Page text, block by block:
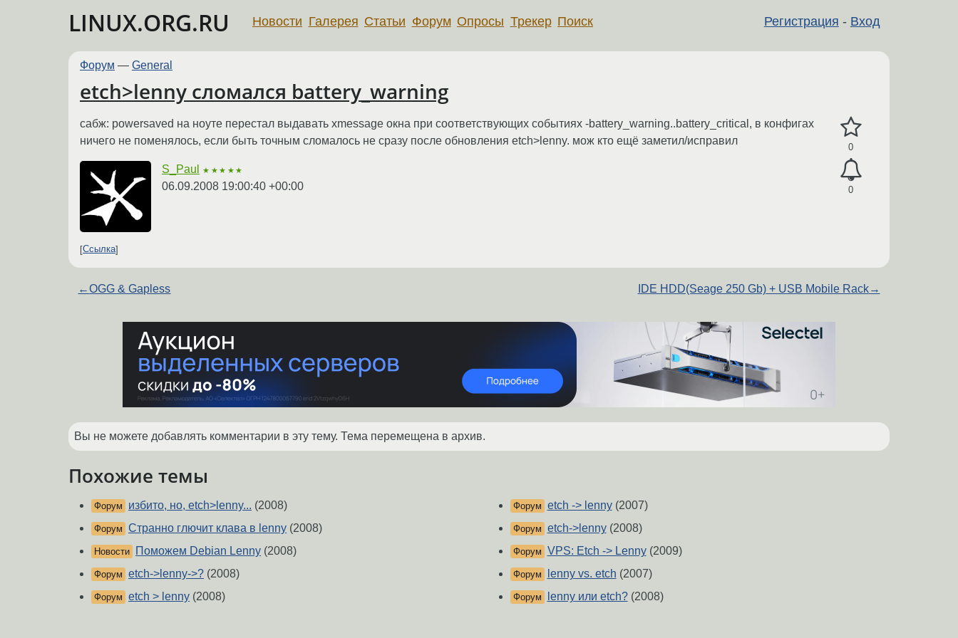
LINUX.ORG.RU Регистрация - Вход
Новости Галерея Статьи Форум Опросы Трекер Поиск
Форум — General
etch>lenny сломался battery_warning
0
0
сабж: powersaved на ноуте перестал выдавать xmessage окна при соответствующих событиях -battery_warning..battery_critical, в конфигах
ничего не поменялось, если быть точным сломалось не сразу после обновления etch>lenny. мож кто ещё заметил/исправил
S_Paul ★★★★★
06.09.2008 19:00:40 +00:00
Ссылка
←OGG & Gapless IDE HDD(Seage 250 Gb) + USB Mobile Rack→
Вы не можете добавлять комментарии в эту тему. Тема перемещена в архив.
Похожие темы
Форум избито, но, etch>lenny... (2008)
Форум Странно глючит клава в lenny (2008)
Новости Поможем Debian Lenny (2008)
Форум etch->lenny->? (2008)
Форум etch > lenny (2008)
Форум etch -> lenny(2007)
Форум etch->lenny(2008)
Форум VPS: Etch -> Lenny(2009)
Форум lenny vs. etch (2007)
Форум lenny или etch?(2008)